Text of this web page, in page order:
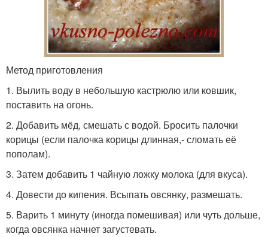
Метод приготовления
1. Вылить воду в небольшую кастрюлю или ковшик,
поставить на огонь.
2. Добавить мёд, смешать с водой. Бросить палочки
корицы (если палочка корицы длинная,- сломать её
пополам).
3. Затем добавить 1 чайную ложку молока (для вкуса).
4. Довести до кипения. Всыпать овсянку, размешать.
5. Варить 1 минуту (иногда помешивая) или чуть дольше,
когда овсянка начнет загустевать.